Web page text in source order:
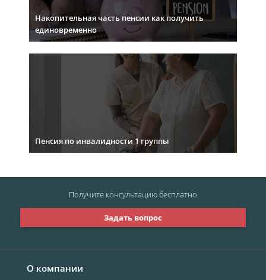
Накопительная часть пенсии как получить
единовременно
Пенсия по инвалидности 1 группы
О компании
Задать вопрос
Получите консультациюбесплатно